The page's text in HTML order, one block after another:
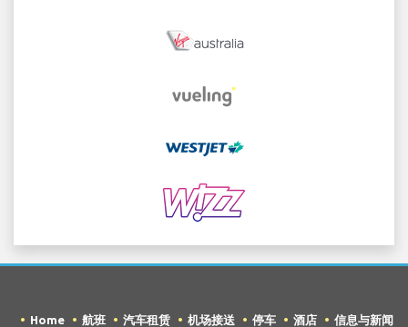
Home 航班 汽车租赁 机场接送 停车 酒店 信息与新闻